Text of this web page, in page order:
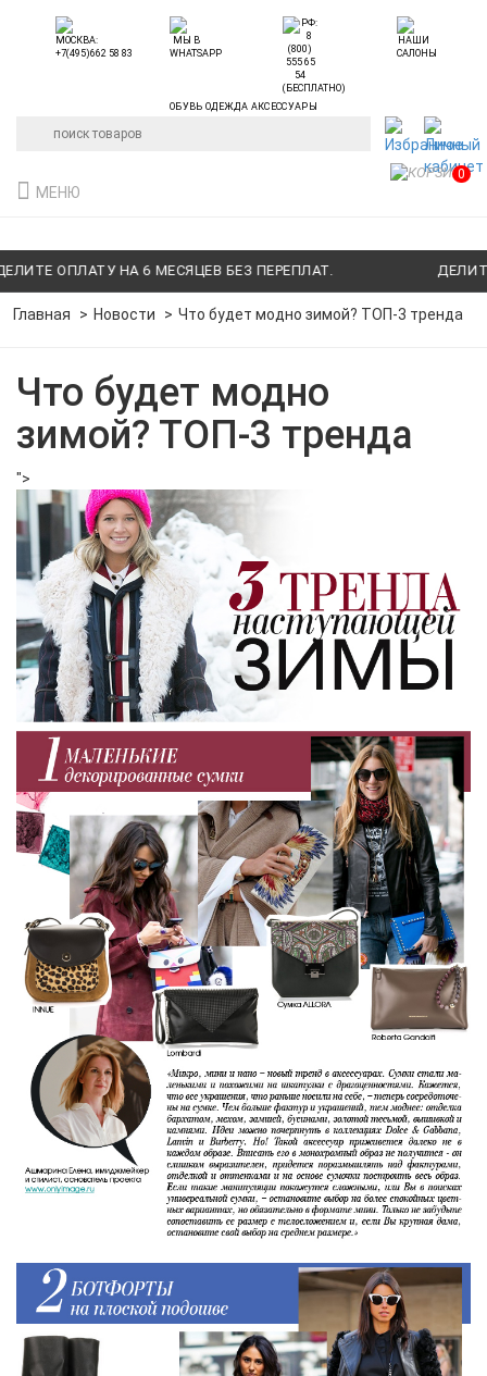
ОПЛАТУ НА 6 МЕСЯЦЕВ БЕЗ ПЕРЕПЛАТ. ДЕЛИТЕ
ОБУВЬ ОДЕЖДА АКСЕССУАРЫ
МЕНЮ
0
Главная Новости Что будет модно зимой? ТОП-3 тренда
Что будет модно
зимой? ТОП-3 тренда
">